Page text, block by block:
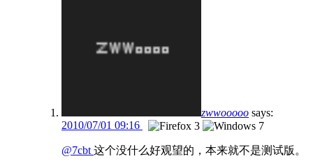
zwwooooo says:
2010/07/01 09:16
@7cbt 这个没什么好观望的，本来就不是测试版。